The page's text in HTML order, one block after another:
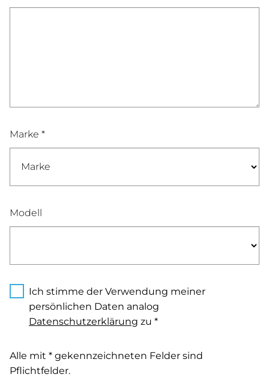
Marke *
Modell
Ich stimme der Verwendung meiner
persönlichen Daten analog
Datenschutzerklärung zu *
Alle mit * gekennzeichneten Felder sind
Pflichtfelder.